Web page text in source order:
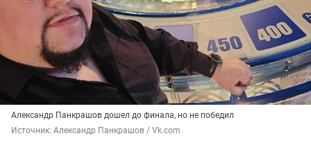
Александр Панкрашов дошел до финала, но не победил
Источник: Александр Панкрашов / Vk.com